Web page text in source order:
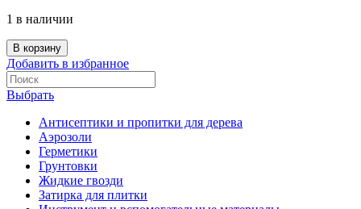
1 в наличии
Количество
товара
JOBI
Эмаль
Аэрозоль
RAL
7001
Серый
[520мл]
В корзину
Добавить в избранное
Выбрать
Антисептики и пропитки для дерева
Аэрозоли
Герметики
Грунтовки
Жидкие гвозди
Затирка для плитки